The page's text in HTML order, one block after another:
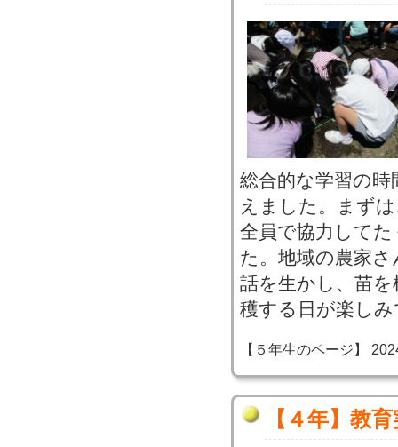
総合的な学習の
えました。まず
全員で協力して
た。地域の農家
話を生かし、苗
穫する日が楽し
【５年生のページ】
【４年】教